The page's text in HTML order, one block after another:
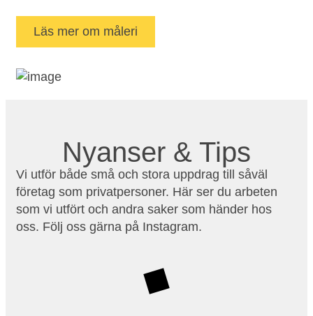
Läs mer om måleri
Nyanser & Tips
Vi utför både små och stora uppdrag till såväl
företag som privatpersoner. Här ser du arbeten
som vi utfört och andra saker som händer hos
oss. Följ oss gärna på Instagram.